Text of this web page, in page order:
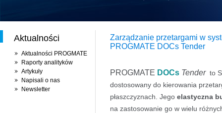
Aktualności
Aktualności PROGMATE
Raporty analityków
Artykuły
Napisali o nas
Newsletter
Zarządzanie przetargami w
PROGMATE DOCs Tender
PROGMATE DOCs Tender to
dostosowany do kierowania
płaszczyznach. Jego elastyczna
na zastosowanie go w wielu